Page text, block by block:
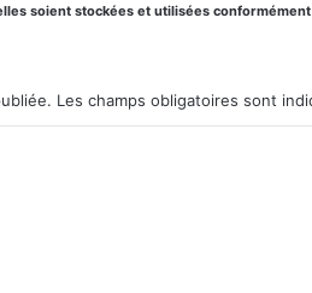
soient stockées et utilisées
Les champs obligatoires sont